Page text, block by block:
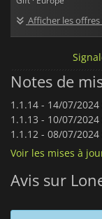
Afficher les
Notes de
1.1.14 - 14/07/2024
1.1.13 - 10/07/2024
1.1.12 - 08/07/2024
Voir les mises à
Avis sur